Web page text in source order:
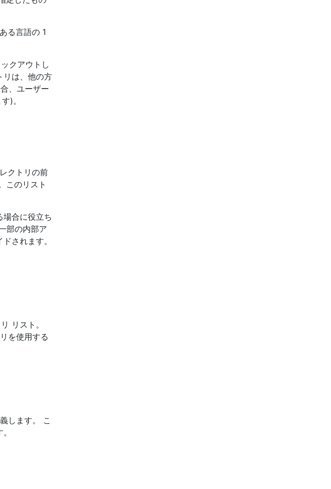
る言語の 1
クアウトし
リは、他の方
、ユーザー
)。
クトリの前
このリスト
場合に役立ち
部の内部ア
されます。
リスト。
を使用する
します。 こ